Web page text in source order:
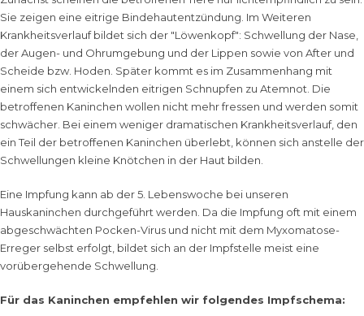
Sie zeigen eine eitrige Bindehautentzündung. Im Weiteren
Krankheitsverlauf bildet sich der "Löwenkopf": Schwellung der Nase,
der Augen- und Ohrumgebung und der Lippen sowie von After und
Scheide bzw. Hoden. Später kommt es im Zusammenhang mit
einem sich entwickelnden eitrigen Schnupfen zu Atemnot. Die
betroffenen Kaninchen wollen nicht mehr fressen und werden somit
schwächer. Bei einem weniger dramatischen Krankheitsverlauf, den
ein Teil der betroffenen Kaninchen überlebt, können sich anstelle der
Schwellungen kleine Knötchen in der Haut bilden.
Eine Impfung kann ab der 5. Lebenswoche bei unseren
Hauskaninchen durchgeführt werden. Da die Impfung oft mit einem
abgeschwächten Pocken-Virus und nicht mit dem Myxomatose-
Erreger selbst erfolgt, bildet sich an der Impfstelle meist eine
vorübergehende Schwellung.
Für das Kaninchen empfehlen wir folgendes Impfschema: